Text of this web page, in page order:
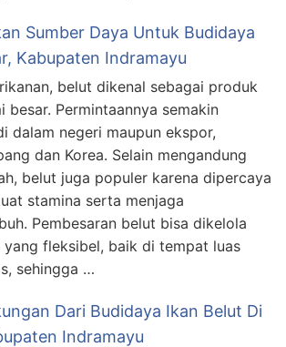
Sumber Daya Untuk Budidaya
Kabupaten Indramayu
belut dikenal sebagai produk
besar. Permintaannya semakin
dalam negeri maupun ekspor,
dan Korea. Selain mengandung
belut juga populer karena dipercaya
stamina serta menjaga
Pembesaran belut bisa dikelola
fleksibel, baik di tempat luas
sehingga …
Dari Budidaya Ikan Belut Di
Indramayu